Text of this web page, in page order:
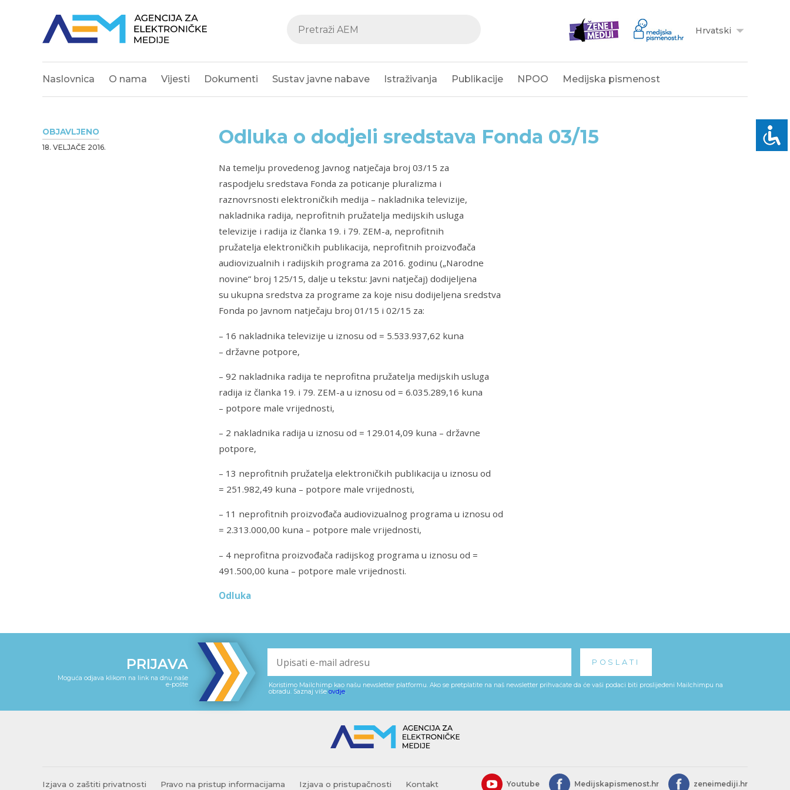
Hrvatski
Naslovnica O nama Vijesti Dokumenti Sustav javne nabave Istraživanja Publikacije NPOO Medijska pismenost
OBJAVLJENO
18. VELJAČE 2016. Odluka o dodjeli sredstava Fonda 03/15
Na temelju provedenog Javnog natječaja broj 03/15 za
raspodjelu sredstava Fonda za poticanje pluralizma i
raznovrsnosti elektroničkih medija – nakladnika televizije,
nakladnika radija, neprofitnih pružatelja medijskih usluga
televizije i radija iz članka 19. i 79. ZEM-a, neprofitnih
pružatelja elektroničkih publikacija, neprofitnih proizvođača
audiovizualnih i radijskih programa za 2016. godinu („Narodne
novine“ broj 125/15, dalje u tekstu: Javni natječaj) dodijeljena
su ukupna sredstva za programe za koje nisu dodijeljena sredstva
Fonda po Javnom natječaju broj 01/15 i 02/15 za:
– 16 nakladnika televizije u iznosu od = 5.533.937,62 kuna
– državne potpore,
– 92 nakladnika radija te neprofitna pružatelja medijskih usluga
radija iz članka 19. i 79. ZEM-a u iznosu od = 6.035.289,16 kuna
– potpore male vrijednosti,
– 2 nakladnika radija u iznosu od = 129.014,09 kuna – državne
potpore,
– 13 neprofitnih pružatelja elektroničkih publikacija u iznosu od
= 251.982,49 kuna – potpore male vrijednosti,
– 11 neprofitnih proizvođača audiovizualnog programa u iznosu od
= 2.313.000,00 kuna – potpore male vrijednosti,
– 4 neprofitna proizvođača radijskog programa u iznosu od =
491.500,00 kuna – potpore male vrijednosti.
Odluka
PRIJAVA
Moguća odjava klikom na link na dnu naše
e-pošte
Koristimo Mailchimp kao našu newsletter platformu. Ako se pretplatite na naš newsletter prihvaćate da će vaši podaci biti proslijeđeni Mailchimpu na
obradu. Saznaj više ovdje.
Izjava o zaštiti privatnosti Pravo na pristup informacijama Izjava o pristupačnosti Kontakt Youtube Medijskapismenost.hr zeneimediji.hr